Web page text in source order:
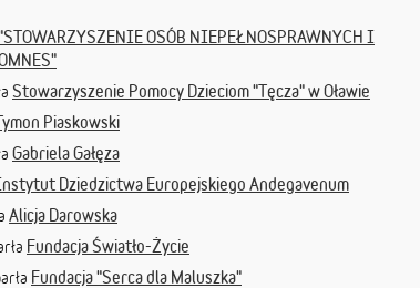
OSÓB NIEPEŁNOSPRAWNYCH I
Stowarzyszenie Pomocy Dzieciom "Tęcza" w Oławie
Piaskowski
Gabriela Gałęza
Dziedzictwa Europejskiego Andegavenum
Alicja Darowska
Fundacja Światło-Życie
Fundacja "Serca dla Maluszka"